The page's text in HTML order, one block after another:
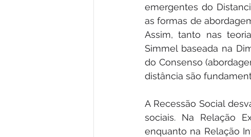
emergentes do
as formas de
Assim, tanto nas
Simmel baseada na
do Consenso
distância são
A Recessão Social
sociais. Na Relação
enquanto na Relação